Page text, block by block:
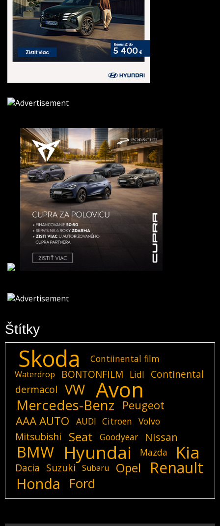
Štítky
Skoda Contiinental film
Waterdrop BONTONFILM Lidl
Continental
dermacol
VW Avon
Mercedes-Benz
Peugeot
AAA AUTO
AUDI Citroen Volvo
Mitsubishi Seat Goodyear Nissan
BMW Hyundai Mazda Kia
Dacia Suzuki Subaru Opel Renault
Honda Ford